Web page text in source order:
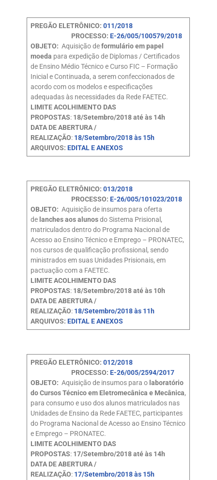
PREGÃO ELETRÔNICO: 011/2018
PROCESSO: E-26/005/100579/2018
OBJETO: Aquisição deformulário em papel
moeda para expedição de Diplomas / Certificados
de Ensino Médio Técnico e Curso FIC – Formação
Inicial e Continuada, a serem confeccionados de
acordo com os modelos e especificações
adequadas às necessidades da Rede FAETEC.
LIMITE ACOLHIMENTO DAS
PROPOSTAS: 18/Setembro/2018 até às 14h
DATA DE ABERTURA /
REALIZAÇÃO: 18/Setembro/2018 às 15h
ARQUIVOS: EDITAL E ANEXOS
PREGÃO ELETRÔNICO: 013/2018
PROCESSO: E-26/005/101023/2018
OBJETO: Aquisição de insumos para oferta
de lanches aos alunosdo Sistema Prisional,
matriculados dentro do Programa Nacional de
Acesso ao Ensino Técnico e Emprego – PRONATEC,
nos cursos de qualificação profissional, sendo
ministrados em suas Unidades Prisionais, em
pactuação com a FAETEC.
LIMITE ACOLHIMENTO DAS
PROPOSTAS: 18/Setembro/2018 até às 10h
DATA DE ABERTURA /
REALIZAÇÃO: 18/Setembro/2018 às 11h
ARQUIVOS: EDITAL E ANEXOS
PREGÃO ELETRÔNICO: 012/2018
PROCESSO: E-26/005/2594/2017
OBJETO: Aquisição de insumos para o laboratório
do Cursos Técnico em Eletromecânica e Mecânica,
para consumo e uso dos alunos matriculados nas
Unidades de Ensino da Rede FAETEC, participantes
do Programa Nacional de Acesso ao Ensino Técnico
e Emprego – PRONATEC.
LIMITE ACOLHIMENTO DAS
PROPOSTAS: 17/Setembro/2018 até às 14h
DATA DE ABERTURA /
REALIZAÇÃO: 17/Setembro/2018 às 15h